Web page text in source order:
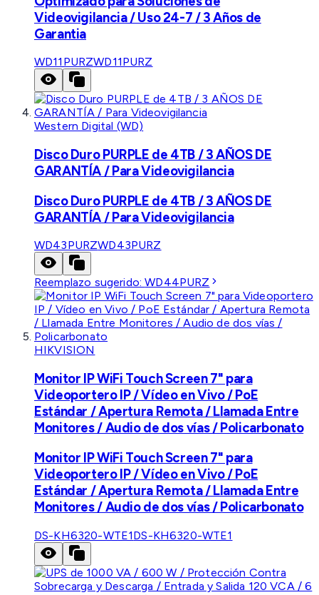
Videovigilancia / Uso 24-7 / 3 Años de
Garantia
WD11PURZWD11PURZ
Western Digital (WD)
Disco Duro PURPLE de 4TB / 3 AÑOS DE
GARANTÍA / Para Videovigilancia
Disco Duro PURPLE de 4TB / 3 AÑOS DE
GARANTÍA / Para Videovigilancia
WD43PURZWD43PURZ
Reemplazo sugerido:WD44PURZ
HIKVISION
Monitor IP WiFi Touch Screen 7" para
Videoportero IP / Vídeo en Vivo / PoE
Estándar / Apertura Remota / Llamada Entre
Monitores / Audio de dos vías / Policarbonato
Monitor IP WiFi Touch Screen 7" para
Videoportero IP / Vídeo en Vivo / PoE
Estándar / Apertura Remota / Llamada Entre
Monitores / Audio de dos vías / Policarbonato
DS-KH6320-WTE1DS-KH6320-WTE1